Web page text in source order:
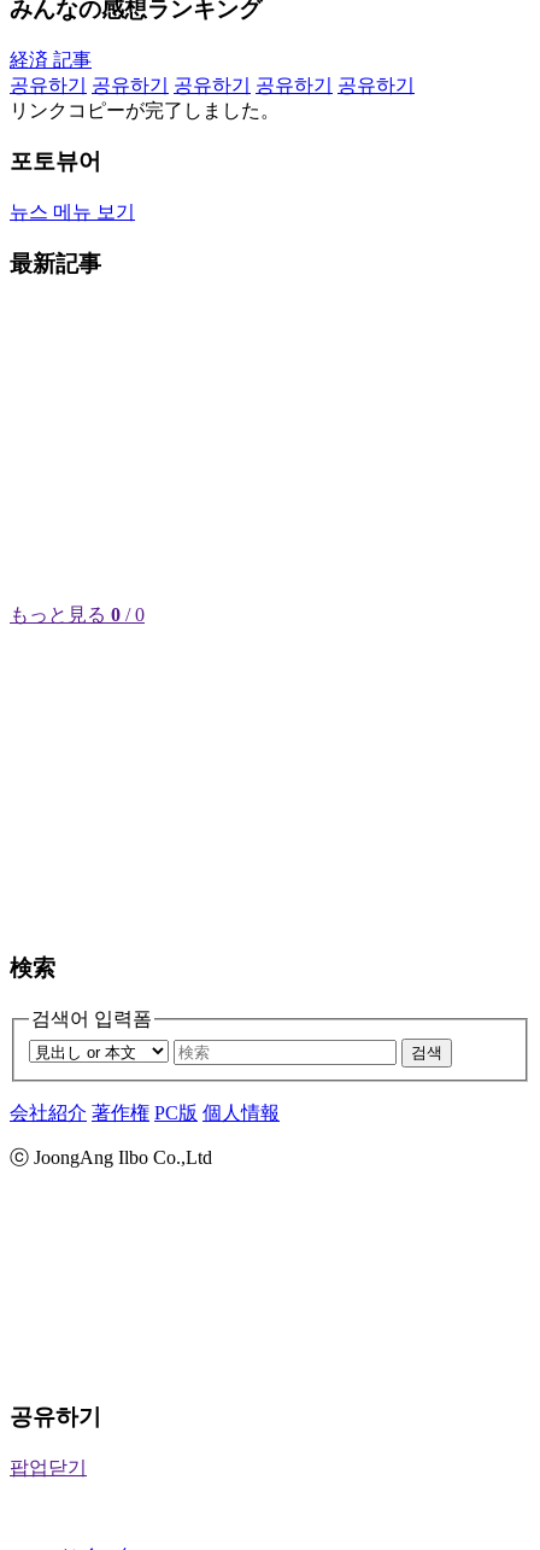
みんなの感想ランキング
経済 記事
공유하기
공유하기 공유하기 공유하기
공유하기
リンクコピーが完了しました。
포토뷰어
뉴스 메뉴 보기
最新記事
もっと見る 0 / 0
検索
검색어 입력폼
검색
会社紹介 著作権 PC版 個人情報
ⓒ JoongAng Ilbo Co.,Ltd
공유하기
팝업닫기